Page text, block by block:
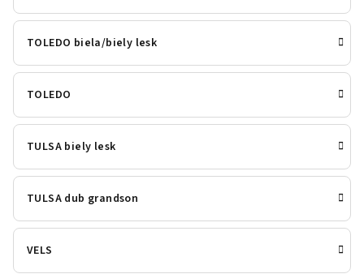
TOLEDO biela/biely lesk
TOLEDO
TULSA biely lesk
TULSA dub grandson
VELS